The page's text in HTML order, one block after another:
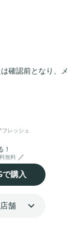
確認前となり、メ
メイクベースにも
レッシュ
！
無料
購入
舗